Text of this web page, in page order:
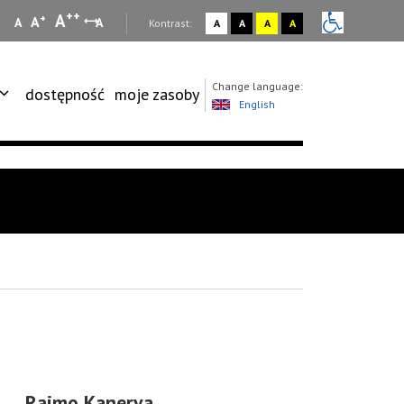
A A+ A++ A Kontrast: A A A A
dostępność moje zasoby
Change language:
English